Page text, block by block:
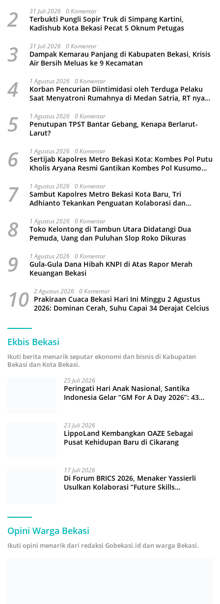
2 31 Juli 2026 0 Komentar
Terbukti Pungli Sopir Truk di Simpang Kartini,
Kadishub Kota Bekasi Pecat 5 Oknum Petugas
3 31 Juli 2026 0 Komentar
Dampak Kemarau Panjang di Kabupaten Bekasi, Krisis
Air Bersih Meluas ke 9 Kecamatan
4 1 Agustus 2026 0 Komentar
Korban Pencurian Diintimidasi oleh Terduga Pelaku
Saat Menyatroni Rumahnya di Medan Satria, RT nya
5 1 Agustus 2026 0 Komentar
Penutupan TPST Bantar Gebang, Kenapa Berlarut-
Larut?
6 1 Agustus 2026 0 Komentar
Sertijab Kapolres Metro Bekasi Kota: Kombes Pol Putu
Kholis Aryana Resmi Gantikan Kombes Pol Kusumo
7 1 Agustus 2026 0 Komentar
Sambut Kapolres Metro Bekasi Kota Baru, Tri
Adhianto Tekankan Penguatan Kolaborasi dan
8 1 Agustus 2026 0 Komentar
Toko Kelontong di Tambun Utara Didatangi Dua
Pemuda, Uang dan Puluhan Slop Roko Dikuras
9 1 Agustus 2026 0 Komentar
Gula-Gula Dana Hibah KNPI di Atas Rapor Merah
Keuangan Bekasi
10 2 Agustus 2026 0 Komentar
Prakiraan Cuaca Bekasi Hari Ini Minggu 2 Agustus
2026: Dominan Cerah, Suhu Capai 34 Derajat Celcius
Ekbis Bekasi
Ikuti berita menarik seputar ekonomi dan bisnis di Kabupaten
Bekasi dan Kota Bekasi.
25 Juli 2026
Peringati Hari Anak Nasional, Santika
Indonesia Gelar “GM For A Day 2026”: 43
23 Juli 2026
LippoLand Kembangkan OAZE Sebagai
Pusat Kehidupan Baru di Cikarang
17 Juli 2026
Di Forum BRICS 2026, Menaker Yassierli
Usulkan Kolaborasi “Future Skills
Opini Warga Bekasi
Ikuti opini menarik dari redaksi Gobekasi.id dan warga Bekasi.